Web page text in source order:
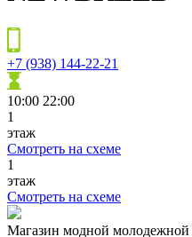
+7 (938) 144-22-21
10:00 22:00
1
этаж
Смотреть на схеме
1
этаж
Смотреть на схеме
Магазин модной молодежной